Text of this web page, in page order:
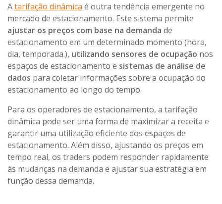
Atarifação dinâmica é outra tendência emergente no
mercado de estacionamento. Este sistema permite
ajustar os preços com base na demanda de
estacionamento em um determinado momento (hora,
dia, temporada.), utilizando sensores de ocupação nos
espaços de estacionamento e sistemas de análise de
dados para coletar informações sobre a ocupação do
estacionamento ao longo do tempo.
Para os operadores de estacionamento, a tarifação
dinâmica pode ser uma forma de maximizar a receita e
garantir uma utilização eficiente dos espaços de
estacionamento. Além disso, ajustando os preços em
tempo real, os traders podem responder rapidamente
às mudanças na demanda e ajustar sua estratégia em
função dessa demanda.